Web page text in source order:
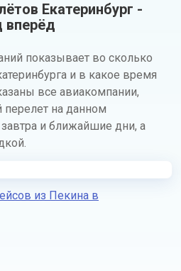
Екатеринбург -
вперёд
показывает во сколько
и в какое время
все авиакомпании,
на данном
завтра и ближайшие дни, а
из Пекина в